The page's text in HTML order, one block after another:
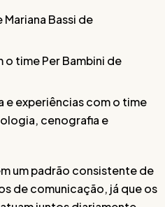
Bassi de
time Per Bambini de
e experiências com o time
cenografia e
um padrão consistente de
de comunicação, já que os